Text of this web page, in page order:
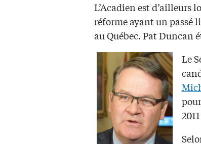
L’Acadien est d’ailleurs
réforme ayant un passé
au Québec. Pat Duncan
Le